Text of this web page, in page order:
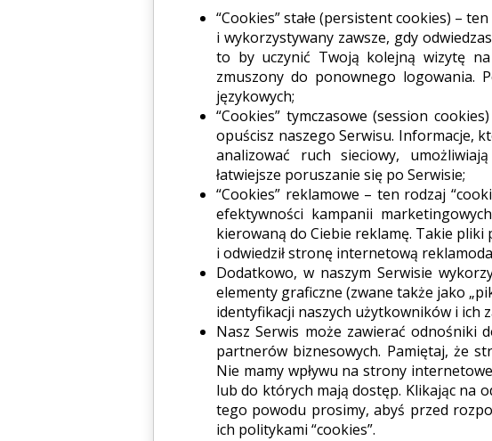
“Cookies” stałe (persistent cookies) –
i wykorzystywany zawsze, gdy
to by uczynić Twoją kolejną wizytę na
zmuszony do ponownego logowania.
językowych;
“Cookies” tymczasowe (session
opuścisz naszego Serwisu. Informacje,
analizować ruch sieciowy,
łatwiejsze poruszanie się po Serwisie;
“Cookies” reklamowe – ten rodzaj
efektywności kampanii
kierowaną do Ciebie reklamę. Takie
i odwiedził stronę internetową
Dodatkowo, w naszym Serwisie
elementy graficzne (zwane także jako
identyfikacji naszych użytkowników i ich
Nasz Serwis może zawierać
partnerów biznesowych. Pamiętaj, że
Nie mamy wpływu na strony
lub do których mają dostęp. Klikając na
tego powodu prosimy, abyś przed
ich politykami “cookies”.